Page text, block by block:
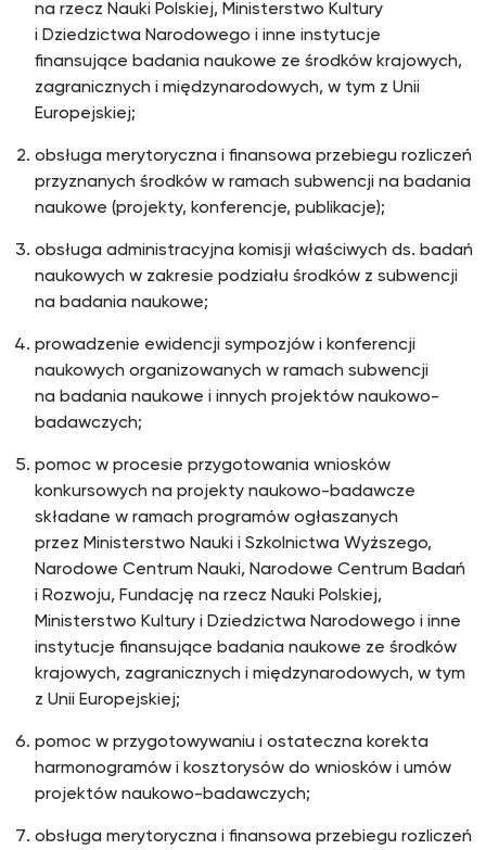
na rzecz Nauki Polskiej, Ministerstwo Kultury
i Dziedzictwa Narodowego i inne instytucje
finansujące badania naukowe ze środków krajowych,
zagranicznych i międzynarodowych, w tym z Unii
Europejskiej;
obsługa merytoryczna i finansowa przebiegu rozliczeń
przyznanych środków w ramach subwencji na badania
naukowe (projekty, konferencje, publikacje);
obsługa administracyjna komisji właściwych ds. badań
naukowych w zakresie podziału środków z subwencji
na badania naukowe;
prowadzenie ewidencji sympozjów i konferencji
naukowych organizowanych w ramach subwencji
na badania naukowe i innych projektów naukowo-
badawczych;
pomoc w procesie przygotowania wniosków
konkursowych na projekty naukowo-badawcze
składane w ramach programów ogłaszanych
przez Ministerstwo Nauki i Szkolnictwa Wyższego,
Narodowe Centrum Nauki, Narodowe Centrum Badań
i Rozwoju, Fundację na rzecz Nauki Polskiej,
Ministerstwo Kultury i Dziedzictwa Narodowego i inne
instytucje finansujące badania naukowe ze środków
krajowych, zagranicznych i międzynarodowych, w tym
z Unii Europejskiej;
pomoc w przygotowywaniu i ostateczna korekta
harmonogramów i kosztorysów do wniosków i umów
projektów naukowo-badawczych;
obsługa merytoryczna i finansowa przebiegu rozliczeń